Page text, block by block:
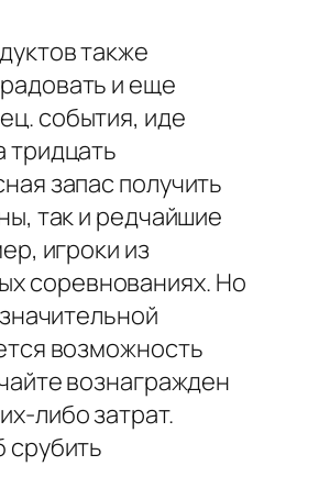
также
и еще
события, иде
тридцать
запас получить
так и редчайшие
игроки из
соревнованиях. Но
возможность
вознагражден
либо затрат.
срубить